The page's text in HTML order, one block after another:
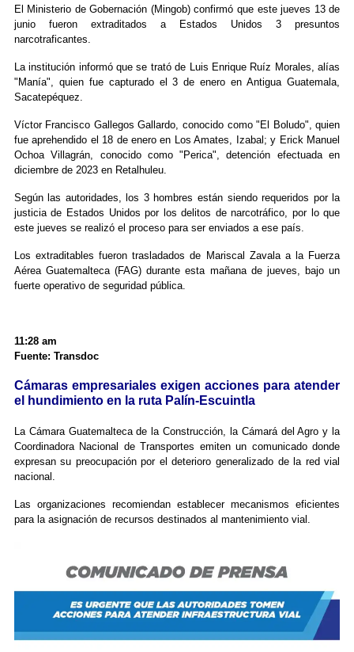
El Ministerio de Gobernación (Mingob) confirmó que este jueves 13 de
junio fueron extraditados a Estados Unidos 3 presuntos
narcotraficantes.
La institución informó que se trató de Luis Enrique Ruíz Morales, alías
"Manía", quien fue capturado el 3 de enero en Antigua Guatemala,
Sacatepéquez.
Víctor Francisco Gallegos Gallardo, conocido como "El Boludo", quien
fue aprehendido el 18 de enero en Los Amates, Izabal; y Erick Manuel
Ochoa Villagrán, conocido como "Perica", detención efectuada en
diciembre de 2023 en Retalhuleu.
Según las autoridades, los 3 hombres están siendo requeridos por la
justicia de Estados Unidos por los delitos de narcotráfico, por lo que
este jueves se realizó el proceso para ser enviados a ese país.
Los extraditables fueron trasladados de Mariscal Zavala a la Fuerza
Aérea Guatemalteca (FAG) durante esta mañana de jueves, bajo un
fuerte operativo de seguridad pública.
11:28 am
Fuente: Transdoc
Cámaras empresariales exigen acciones para atender
el hundimiento en la ruta Palín-Escuintla
La Cámara Guatemalteca de la Construcción, la Cámará del Agro y la
Coordinadora Nacional de Transportes emiten un comunicado donde
expresan su preocupación por el deterioro generalizado de la red vial
nacional.
Las organizaciones recomiendan establecer mecanismos eficientes
para la asignación de recursos destinados al mantenimiento vial.